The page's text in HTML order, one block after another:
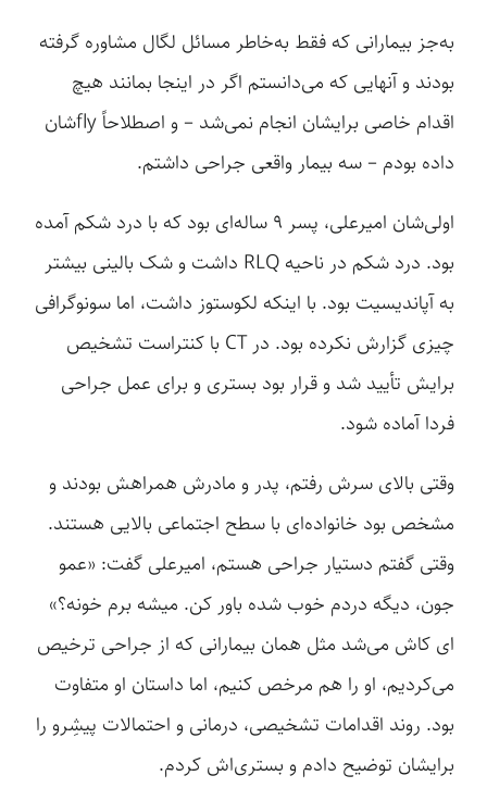
به‌جز بیمارانی که فقط به‌خاطر مسائل لگال مشاوره گرفته
بودند و آنهایی که می‌دانستم اگر در اینجا بمانند هیچ
اقدام خاصی برایشان انجام نمی‌شد – و اصطلاحاً fly‌شان
داده بودم – سه بیمار واقعی جراحی داشتم.
اولی‌شان امیرعلی، پسر ۹ ساله‌ای بود که با درد شکم آمده
بود. درد شکم در ناحیه RLQ داشت و شک بالینی بیشتر
به آپاندیسیت بود. با اینکه لکوستوز داشت، اما سونوگرافی
چیزی گزارش نکرده بود. در CT با کنتراست تشخیص
برایش تأیید شد و قرار بود بستری و برای عمل جراحی
فردا آماده شود.
وقتی بالای سرش رفتم، پدر و مادرش همراهش بودند و
مشخص بود خانواده‌ای با سطح اجتماعی بالایی هستند.
وقتی گفتم دستیار جراحی هستم، امیرعلی گفت: «عمو
جون، دیگه دردم خوب شده باور کن. میشه برم خونه؟»
ای کاش می‌شد مثل همان بیمارانی که از جراحی ترخیص
می‌کردیم، او را هم مرخص کنیم، اما داستان او متفاوت
بود. روند اقدامات تشخیصی، درمانی و احتمالات پیشِرو را
برایشان توضیح دادم و بستری‌اش کردم.